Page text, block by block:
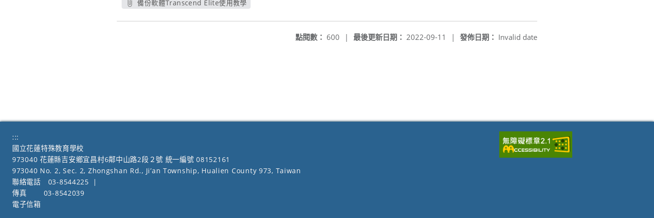
備份軟體Transcend Elite使用教學
發佈日期： Invalid date
最後更新日期： 2022-09-11 |
點閱數： 600 |
:::
國立花蓮特殊教育學校
973040 花蓮縣吉安鄉宜昌村6鄰中山路2段２號 統一編號 08152161
973040 No. 2, Sec. 2, Zhongshan Rd., Ji’an Township, Hualien County 973, Taiwan
聯絡電話
03-8544225
|
傳真
03-8542039
電子信箱